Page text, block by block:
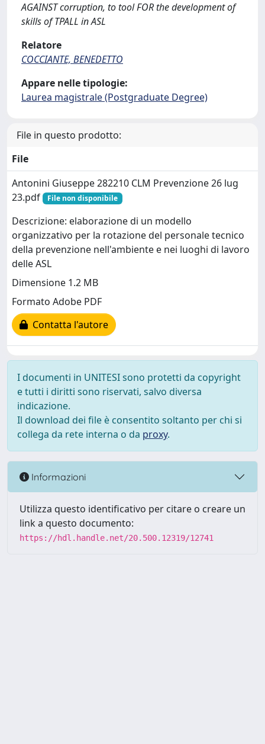
AGAINST corruption, to tool FOR the development of
skills of TPALL in ASL
Relatore
COCCIANTE, BENEDETTO
Appare nelle tipologie:
Laurea magistrale (Postgraduate Degree)
File in questo prodotto:
File
Antonini Giuseppe 282210 CLM Prevenzione 26 lug
23.pdf
File non disponibile
Descrizione: elaborazione di un modello
organizzativo per la rotazione del personale tecnico
della prevenzione nell'ambiente e nei luoghi di lavoro
delle ASL
Dimensione 1.2 MB
Formato Adobe PDF
Contatta l'autore
I documenti in UNITESI sono protetti da copyright
e tutti i diritti sono riservati, salvo diversa
indicazione.
Il download dei file è consentito soltanto per chi si
collega da rete interna o da proxy.
Informazioni
Utilizza questo identificativo per citare o creare un
link a questo documento:
https://hdl.handle.net/20.500.12319/12741